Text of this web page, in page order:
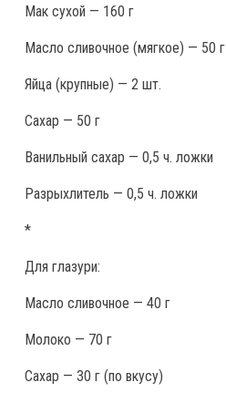
Мак сухой — 160 г
Масло сливочное (мягкое) — 50 г
Яйца (крупные) — 2 шт.
Сахар — 50 г
Ванильный сахар — 0,5 ч. ложки
Разрыхлитель — 0,5 ч. ложки
*
Для глазури:
Масло сливочное — 40 г
Молоко — 70 г
Сахар — 30 г (по вкусу)